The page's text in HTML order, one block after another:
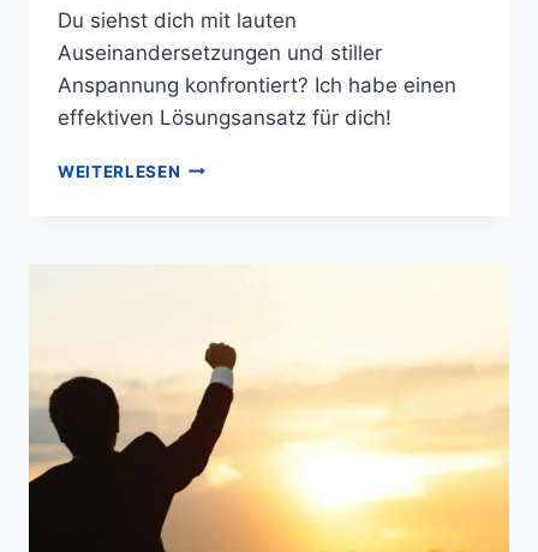
Du siehst dich mit lauten
Auseinandersetzungen und stiller
Anspannung konfrontiert? Ich habe einen
effektiven Lösungsansatz für dich!
WEITERLESEN